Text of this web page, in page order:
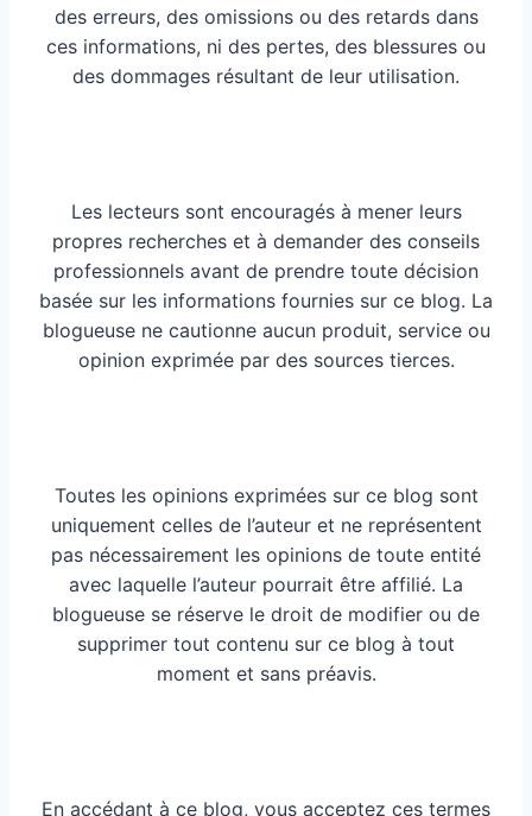
des erreurs, des omissions ou des retards dans
ces informations, ni des pertes, des blessures ou
des dommages résultant de leur utilisation.
Les lecteurs sont encouragés à mener leurs
propres recherches et à demander des conseils
professionnels avant de prendre toute décision
basée sur les informations fournies sur ce blog. La
blogueuse ne cautionne aucun produit, service ou
opinion exprimée par des sources tierces.
Toutes les opinions exprimées sur ce blog sont
uniquement celles de l’auteur et ne représentent
pas nécessairement les opinions de toute entité
avec laquelle l’auteur pourrait être affilié. La
blogueuse se réserve le droit de modifier ou de
supprimer tout contenu sur ce blog à tout
moment et sans préavis.
En accédant à ce blog, vous acceptez ces termes